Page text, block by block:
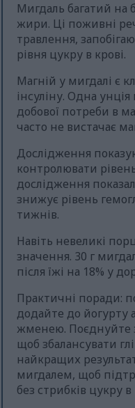
Мигдаль багатий на
жири. Ці поживні
травлення,
рівня цукру в крові.
Магній у мигдалі є
інсуліну. Одна
добової потреби в
часто не вистачає
Дослідження
контролювати
дослідження
знижує рівень
тижнів.
Навіть невеликі
значення. 30 г
після їжі на 18% у
Практичні поради:
додайте до йогурту
жменею. Поєднуйте
щоб збалансувати
найкращих
мигдалем, щоб
без стрибків цукру в